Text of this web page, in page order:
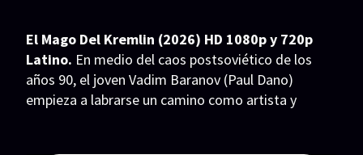
SERIES
Series 1080p Series 4K HDR
El Mago Del Kremlin (2026) HD 1080p y 720p
Latino. En medio del caos postsoviético de los
años 90, el joven Vadim Baranov (Paul Dano)
empieza a labrarse un camino como artista y